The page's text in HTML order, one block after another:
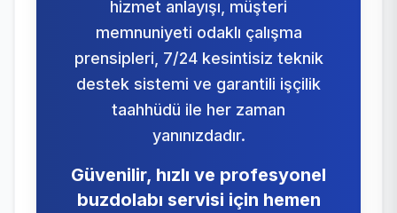
hizmet anlayışı, müşteri
memnuniyeti odaklı çalışma
prensipleri, 7/24 kesintisiz teknik
destek sistemi ve garantili işçilik
taahhüdü ile her zaman
yanınızdadır.
Güvenilir, hızlı ve profesyonel
buzdolabı servisi için hemen